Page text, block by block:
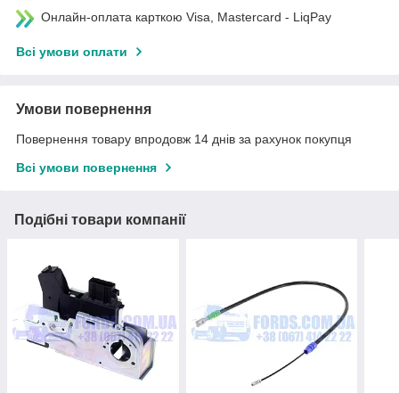
Онлайн-оплата карткою Visa, Mastercard - LiqPay
Всі умови оплати
Умови повернення
Повернення товару впродовж 14 днів за рахунок покупця
Всі умови повернення
Подібні товари компанії